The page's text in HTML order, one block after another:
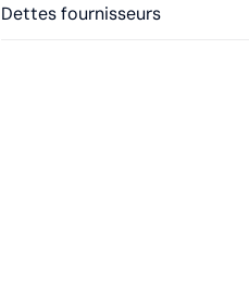
Dettes fournisseurs